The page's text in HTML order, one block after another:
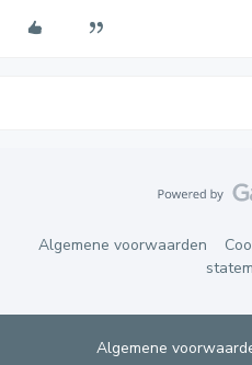
Algemene voorwaarden
Algemene